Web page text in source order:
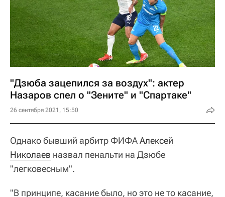
"Дзюба зацепился за воздух": актер
Назаров спел о "Зените" и "Спартаке"
26 сентября 2021, 15:50
Однако бывший арбитр ФИФААлексей
Николаев назвал пенальти на Дзюбе
"легковесным".
"В принципе, касание было, но это не то касание,